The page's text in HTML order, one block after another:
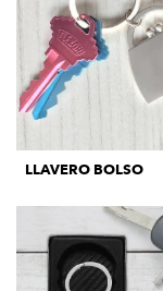
LLAVERO BOLSO